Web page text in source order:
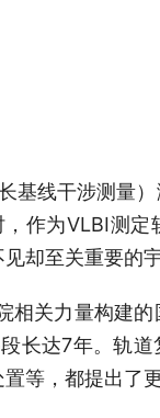
线干涉测量）
作为VLBI测定
至关重要的宇
关力量构建的
长达7年。轨
等，都提出了更